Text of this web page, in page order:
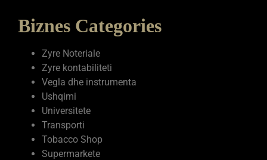
Zyre kontabiliteti
Vegla dhe instrumenta
Ushqimi
Universitete
Transporti
Tobacco Shop
Supermarkete
Studio ligjore